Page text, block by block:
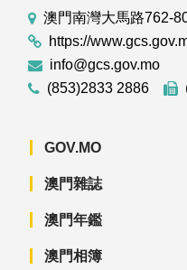
澳門南灣大馬路762-
https://
info@gcs.gov.mo
(853)2833 2886
GOV.MO
澳門雜誌
澳門年鑑
澳門相簿